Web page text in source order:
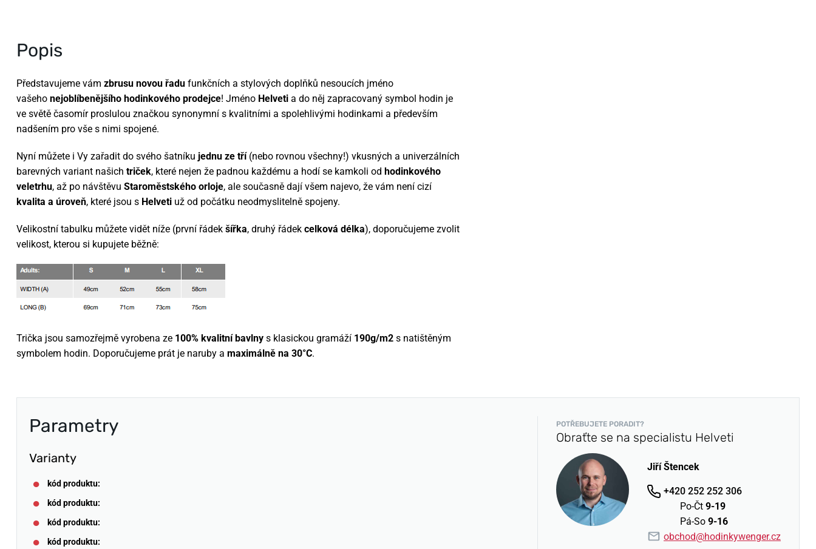
Popis
Představujeme vám zbrusu novou řadu funkčních a stylových doplňků nesoucích jméno
vašeho nejoblíbenějšího hodinkového prodejce! Jméno Helveti a do něj zapracovaný symbol hodin je
ve světě časomír proslulou značkou synonymní s kvalitními a spolehlivými hodinkami a především
nadšením pro vše s nimi spojené.
Nyní můžete i Vy zařadit do svého šatníku jednu ze tří(nebo rovnou všechny!) vkusných a univerzálních
barevných variant našich triček, které nejen že padnou každému a hodí se kamkoli od hodinkového
veletrhu, až po návštěvu Staroměstského orloje, ale současně dají všem najevo, že vám není cizí
kvalita a úroveň, které jsou s Helveti už od počátku neodmyslitelně spojeny.
Velikostní tabulku můžete vidět níže (první řádek šířka, druhý řádek celková délka), doporučujeme zvolit
velikost, kterou si kupujete běžně:
Trička jsou samozřejmě vyrobena ze 100% kvalitní bavlny s klasickou gramáží 190g/m2 s natištěným
symbolem hodin. Doporučujeme prát je naruby a maximálně na 30°C.
Parametry
Varianty
kód produktu:
kód produktu:
kód produktu:
kód produktu:
POTŘEBUJETE PORADIT?
Obraťte se na specialistu Helveti
Jiří Štencek
+420 252 252 306
Po-Čt 9-19
Pá-So 9-16
obchod@hodinkywenger.cz